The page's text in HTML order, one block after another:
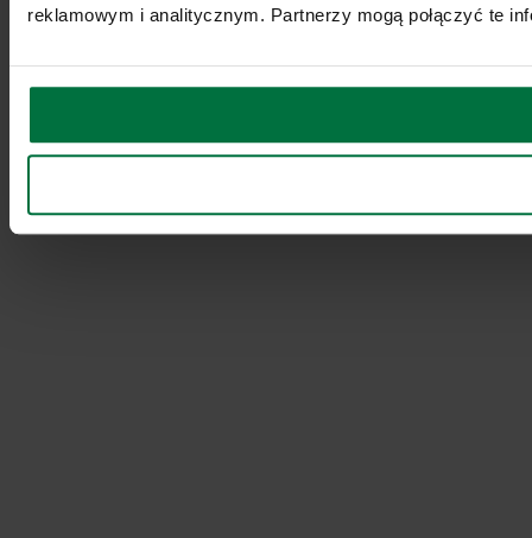
reklamowym i analitycznym. Partnerzy mogą połączyć te